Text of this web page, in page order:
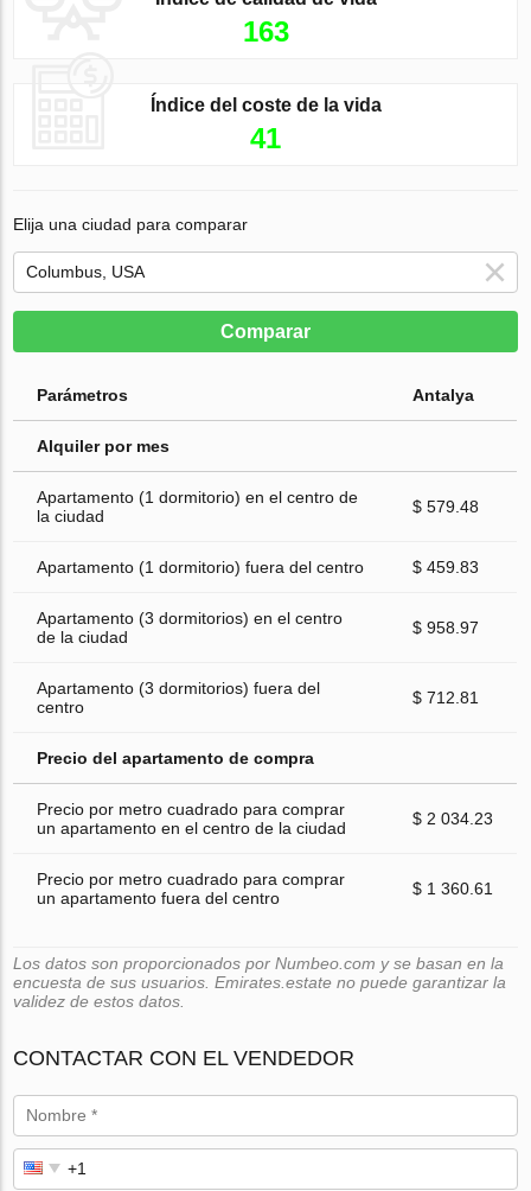
163
Índice del coste de la vida
41
Elija una ciudad para comparar
Comparar
Parámetros Antalya
Alquiler por mes
Apartamento (1 dormitorio) en el centro de
la ciudad
$ 579.48
Apartamento (1 dormitorio) fuera del centro $ 459.83
Apartamento (3 dormitorios) en el centro
de la ciudad
$ 958.97
Apartamento (3 dormitorios) fuera del
centro
$ 712.81
Precio del apartamento de compra
Precio por metro cuadrado para comprar
un apartamento en el centro de la ciudad
$ 2 034.23
Precio por metro cuadrado para comprar
un apartamento fuera del centro
$ 1 360.61
Los datos son proporcionados por Numbeo.com y se basan en la
encuesta de sus usuarios. Emirates.estate no puede garantizar la
validez de estos datos.
CONTACTAR CON EL VENDEDOR